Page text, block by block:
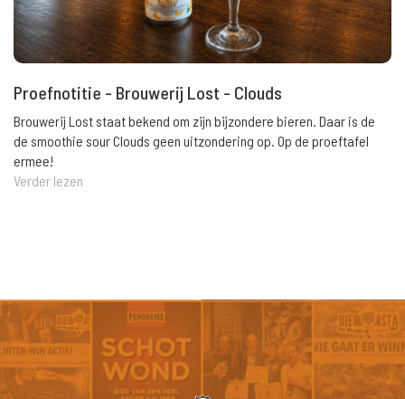
Proefnotitie - Brouwerij Lost - Clouds
Brouwerij Lost staat bekend om zijn bijzondere bieren. Daar is de
de smoothie sour Clouds geen uitzondering op. Op de proeftafel
ermee!
Verder lezen